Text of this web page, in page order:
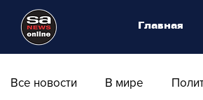
Все новости В мире
Главная